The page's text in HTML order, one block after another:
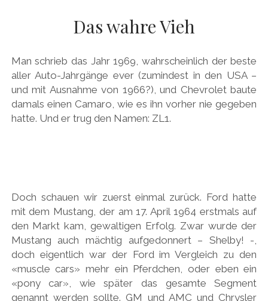
BRITS
CHRYSLER/DODGE/JEEP
CITROËN
DAIMLER
FOOD
FRANZOSEN
GENERAL MOTORS
HONDA
DEUTSCH
öffnen
ENGLISH
Das wahre Vieh
Man schrieb das Jahr 1969, wahrscheinlich der beste
aller Auto-Jahrgänge ever (zumindest in den USA –
und mit Ausnahme von 1966?), und Chevrolet baute
damals einen Camaro, wie es ihn vorher nie gegeben
hatte. Und er trug den Namen: ZL1.
Doch schauen wir zuerst einmal zurück. Ford hatte
mit dem Mustang, der am 17. April 1964 erstmals auf
den Markt kam, gewaltigen Erfolg. Zwar wurde der
Mustang auch mächtig aufgedonnert – Shelby! -,
doch eigentlich war der Ford im Vergleich zu den
«muscle cars» mehr ein Pferdchen, oder eben ein
«pony car», wie später das gesamte Segment
genannt werden sollte. GM und AMC und Chrysler